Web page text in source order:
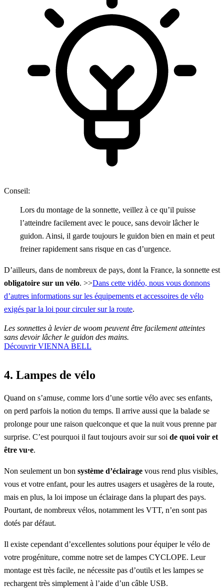
Conseil:
Lors du montage de la sonnette, veillez à ce qu’il puisse
l’atteindre facilement avec le pouce, sans devoir lâcher le
guidon. Ainsi, il garde toujours le guidon bien en main et peut
freiner rapidement sans risque en cas d’urgence.
D’ailleurs, dans de nombreux de pays, dont la France, la sonnette est
obligatoire sur un vélo. >>Dans cette vidéo, nous vous donnons
d’autres informations sur les équipements et accessoires de vélo
exigés par la loi pour circuler sur la route.
Les sonnettes à levier de woom peuvent être facilement atteintes
sans devoir lâcher le guidon des mains.
Découvrir VIENNA BELL
4. Lampes de vélo
Quand on s’amuse, comme lors d’une sortie vélo avec ses enfants,
on perd parfois la notion du temps. Il arrive aussi que la balade se
prolonge pour une raison quelconque et que la nuit vous prenne par
surprise. C’est pourquoi il faut toujours avoir sur soi de quoi voir et
être vu·e.
Non seulement un bon système d’éclairage vous rend plus visibles,
vous et votre enfant, pour les autres usagers et usagères de la route,
mais en plus, la loi impose un éclairage dans la plupart des pays.
Pourtant, de nombreux vélos, notamment les VTT, n’en sont pas
dotés par défaut.
Il existe cependant d’excellentes solutions pour équiper le vélo de
votre progéniture, comme notre set de lampes CYCLOPE. Leur
montage est très facile, ne nécessite pas d’outils et les lampes se
rechargent très simplement à l’aide d’un câble USB.